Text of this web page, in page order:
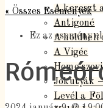
A kereszt
Antigoné
A holdbeli
A Vigéc
Homo
Jókutyák
Levél a
« Összes Események
Ez az esemény